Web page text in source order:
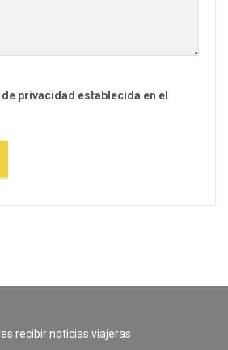
privacidad establecida en el
recibir noticias viajeras